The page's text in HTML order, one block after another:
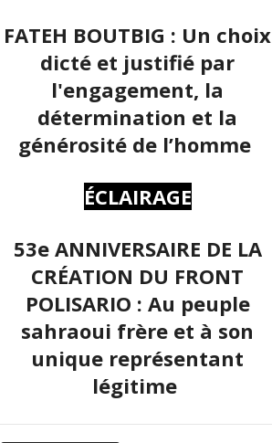
FATEH BOUTBIG : Un choix
dicté et justifié par
l'engagement, la
détermination et la
générosité de l’homme
ÉCLAIRAGE
53e ANNIVERSAIRE DE LA
CRÉATION DU FRONT
POLISARIO : Au peuple
sahraoui frère et à son
unique représentant
légitime